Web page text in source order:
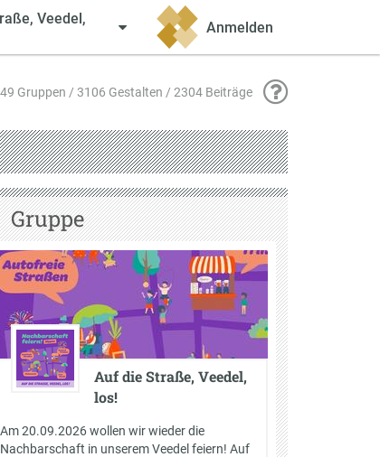
Veedel,
Anmelden
49 Gruppen / 3106 Gestalten / 2304 Beiträge
Gruppe
Auf die Straße, Veedel,
los!
Am 20.09.2026 wollen wir wieder die
Nachbarschaft in unserem Veedel feiern! Auf